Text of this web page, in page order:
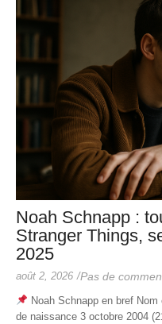
Noah Schnapp :
Stranger Things,
2025
août 2, 2026 /Pas de
Noah Schnapp en bref
de naissance 3 octobre 2004